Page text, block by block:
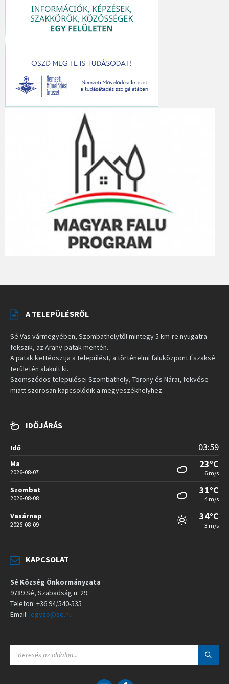
A TELEPÜLÉSRŐL
Sé Vas vármegyében, Szombathelytől mintegy 5 km-re nyugatra
fekszik, az Arany-patak mentén.
A patak kettéosztja a települést, a történelmi faluközpont Északsé
területén alakult ki.
Szomszédos települései Szombathely, Torony és Nárai, fekvése
miatt szorosan kapcsolódik a megyeszékhelyhez.
IDŐJÁRÁS
Idő 03:59
Ma
2026-08-07
23°C
6 m/s
Szombat
2026-08-08
31°C
4 m/s
Vasárnap
2026-08-09
34°C
3 m/s
KAPCSOLAT
Sé Község Önkormányzata
9789 Sé, Szabadság u. 29.
Telefon: +36 94/540-535
Email: jegyzo@se.hu
A